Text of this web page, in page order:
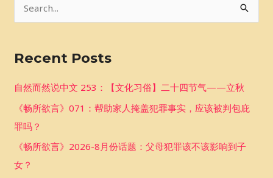
r
c
f
Recent Posts
自然而然说中文 253：【文化习俗】二十四节气——立秋
《畅所欲言》071：帮助家人掩盖犯罪事实，应该被判包庇
罪吗？
《畅所欲言》2026-8月份话题：父母犯罪该不该影响到子
女？